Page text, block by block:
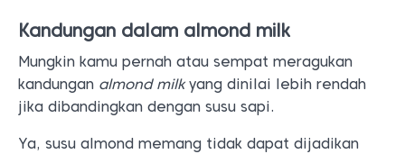
Kandungan dalam almond milk
Mungkin kamu pernah atau sempat meragukan
kandungan almond milkyang dinilai lebih rendah
jika dibandingkan dengan susu sapi.
Ya, susu almond memang tidak dapat dijadikan